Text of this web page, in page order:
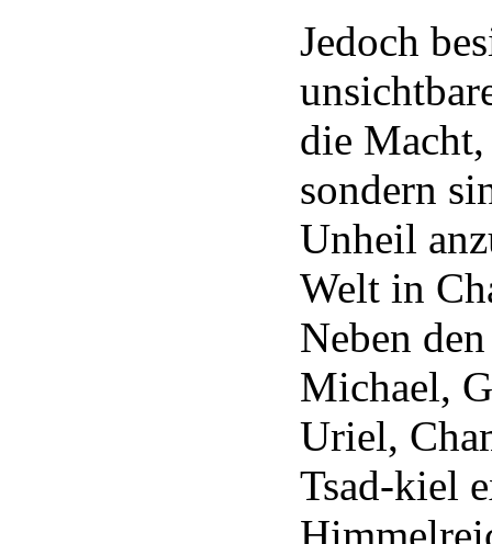
Jedoch
die
sondern
Unheil
Welt in
Neben
Michael,
Uriel,
Tsad-kiel